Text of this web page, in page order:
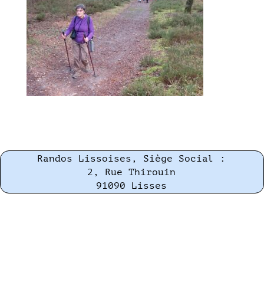
Randos Lissoises, Siège Social :
2, Rue Thirouin
91090 Lisses